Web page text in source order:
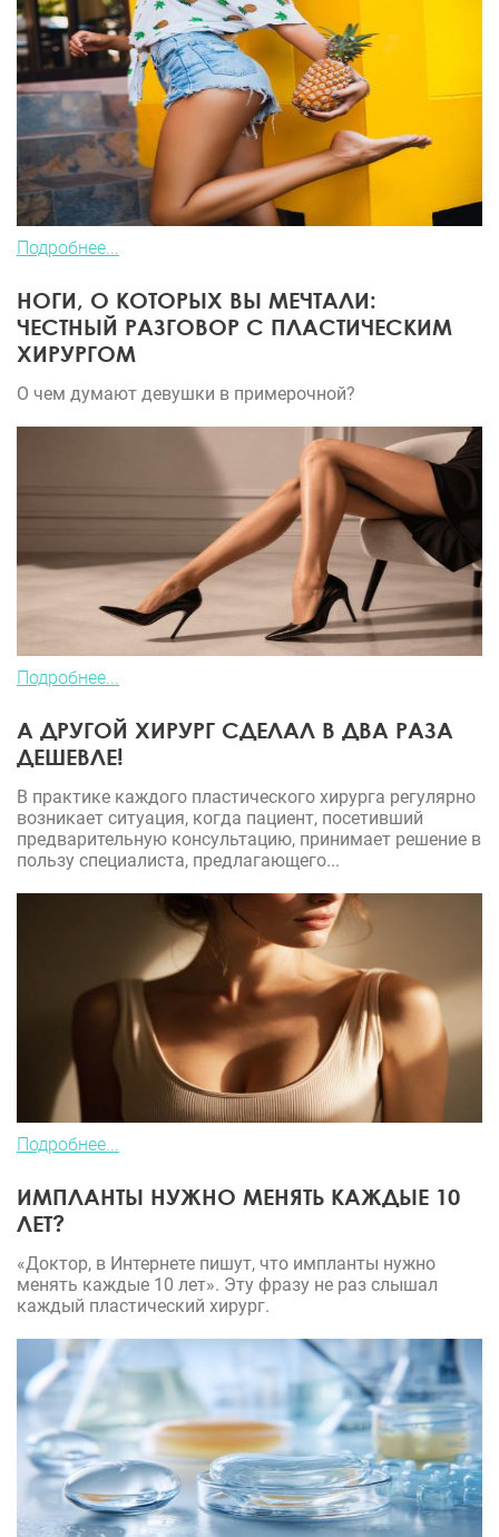
Подробнее...
НОГИ, О КОТОРЫХ ВЫ МЕЧТАЛИ:
ЧЕСТНЫЙ РАЗГОВОР С ПЛАСТИЧЕСКИМ
ХИРУРГОМ
О чем думают девушки в примерочной?
Подробнее...
А ДРУГОЙ ХИРУРГ СДЕЛАЛ В ДВА РАЗА
ДЕШЕВЛЕ!
В практике каждого пластического хирурга регулярно
возникает ситуация, когда пациент, посетивший
предварительную консультацию, принимает решение в
пользу специалиста, предлагающего...
Подробнее...
ИМПЛАНТЫ НУЖНО МЕНЯТЬ КАЖДЫЕ 10
ЛЕТ?
«Доктор, в Интернете пишут, что импланты нужно
менять каждые 10 лет». Эту фразу не раз слышал
каждый пластический хирург.